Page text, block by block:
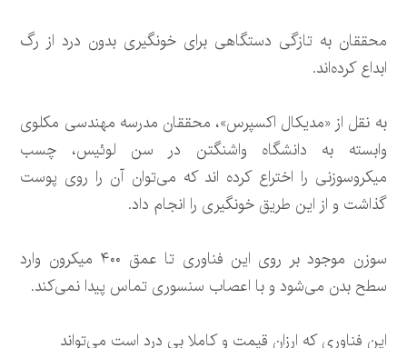
محققان به تازگی دستگاهی برای خونگیری بدون درد از رگ
ابداع کرده‌اند.
به نقل از «مدیکال اکسپرس»، محققان مدرسه مهندسی مکلوی
وابسته به دانشگاه واشنگتن در سن لوئیس، چسب
میکروسوزنی را اختراع کرده اند که می‌توان آن را روی پوست
گذاشت و از این طریق خونگیری را انجام داد.
سوزن موجود بر روی این فناوری تا عمق ۴۰۰ میکرون وارد
سطح بدن می‌شود و با اعصاب سنسوری تماس پیدا نمی‌کند.
این فناوری که ارزان قیمت و کاملا بی درد است می‌تواند